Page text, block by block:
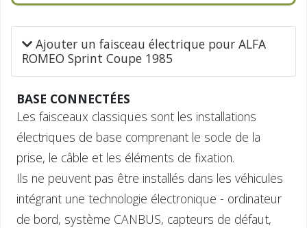
Ajouter un faisceau électrique pour ALFA
ROMEO Sprint Coupe 1985
BASE CONNECTÉES
Les faisceaux classiques sont les installations
électriques de base comprenant le socle de la
prise, le câble et les éléments de fixation.
Ils ne peuvent pas être installés dans les véhicules
intégrant une technologie électronique - ordinateur
de bord, système CANBUS, capteurs de défaut,